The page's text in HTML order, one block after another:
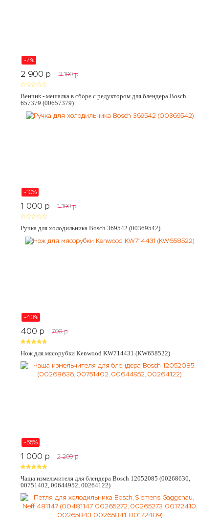
-7%
2 900 p 3 100 p
Венчик - мешалка в сборе с редуктором для блендера Bosch
657379 (00657379)
-10%
1 000 p 1 100 p
Ручка для холодильника Bosch 369542 (00369542)
-43%
400 p 700 p
Нож для мясорубки Kenwood KW714431 (KW658522)
-55%
1 000 p 2 200 p
Чаша измельчителя для блендера Bosch 12052085 (00268636,
00751402, 00644952, 00264122)